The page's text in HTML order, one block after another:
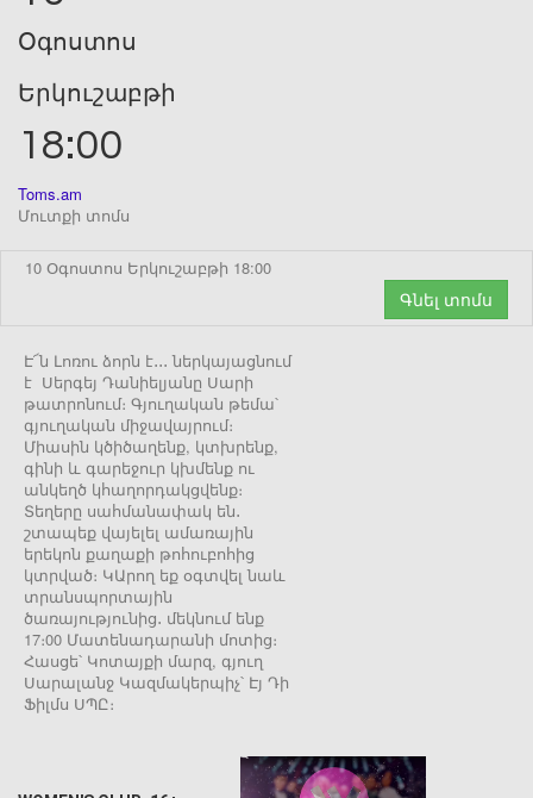
Օգոստոս
Երկուշաբթի
18:00
Toms.am
Մուտքի տոմս
10 Օգոստոս Երկուշաբթի 18:00
Գնել տոմս
Է՜ն Լոռու ձորն է․․․ ներկայացնում
է Սերգեյ Դանիելյանը Սարի
թատրոնում։ Գյուղական թեմա՝
գյուղական միջավայրում։
Միասին կծիծաղենք, կտխրենք,
գինի և գարեջուր կխմենք ու
անկեղծ կհաղորդակցվենք։
Տեղերը սահմանափակ են․
շտապեք վայելել ամառային
երեկոն քաղաքի թոհուբոհից
կտրված։ ԿԱրող եք օգտվել նաև
տրանսպորտային
ծառայությունից․ մեկնում ենք
17։00 Մատենադարանի մոտից։
Հասցե՝ Կոտայքի մարզ, գյուղ
Սարալանջ Կազմակերպիչ՝ Էյ Դի
Ֆիլմս ՍՊԸ։